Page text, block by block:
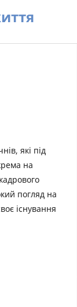
які під
на
погляд на
існування